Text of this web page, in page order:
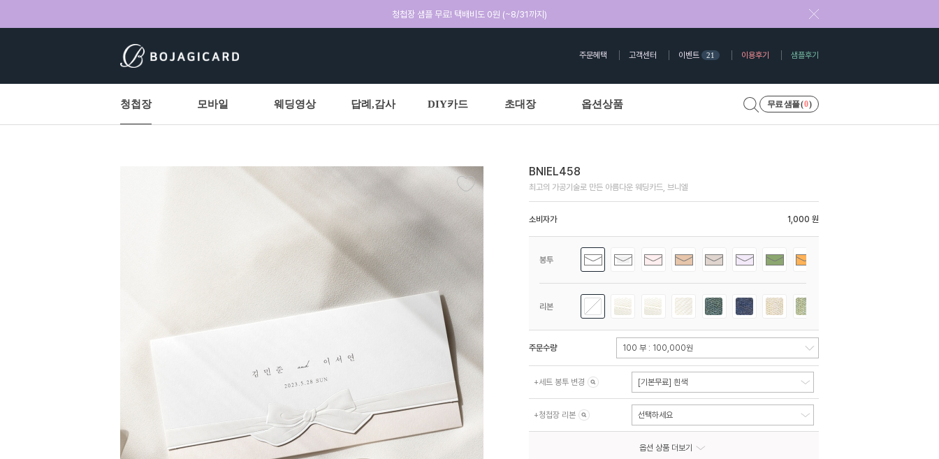
청첩장 샘플 무료! 택배비도 0원 (~8/31까지)
주문혜택 고객센터 이벤트 21 이용후기 샘플후기
청첩장 모바일 웨딩영상 답례,감사 DIY카드 초대장 옵션상품 무료 샘플 (0)
BNIEL458
최고의 가공기술로 만든 아름다운 웨딩카드, 브니엘
소비자가 1,000 원
봉투
리본
주문수량
+세트 봉투 변경 [기본무료] 흰색
+청첩장 리본 선택하세요
옵션 상품 더보기